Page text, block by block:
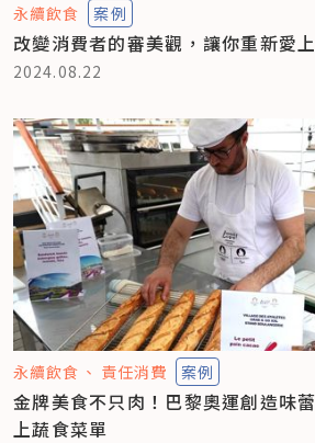
永續飲食 案例
改變消費者的審美觀，讓你重新愛
2024.08.22
永續飲食 責任消費 案例
金牌美食不只肉！巴黎奧運創造味
上蔬食菜單